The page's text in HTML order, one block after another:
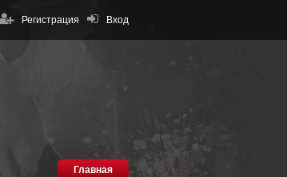
Вход
Регистрация
Главная